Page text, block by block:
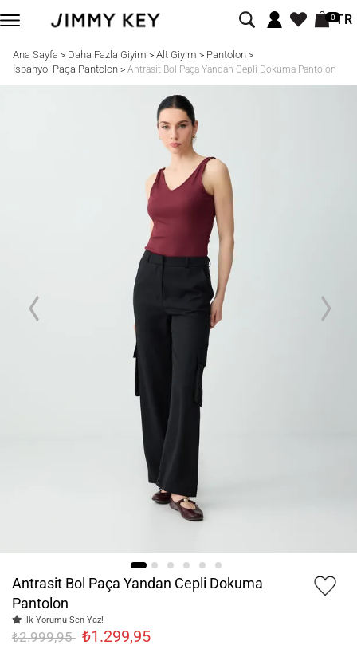
0TR
Ana Sayfa > Daha Fazla Giyim > Alt Giyim > Pantolon>
İspanyol Paça Pantolon> Antrasit Bol Paça Yandan Cepli Dokuma Pantolon
Antrasit Bol Paça Yandan Cepli Dokuma
Pantolon
İlk Yorumu Sen Yaz!
₺2.999,95 ₺1.299,95